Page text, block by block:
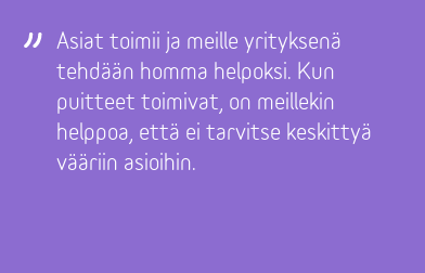
Asiat toimii ja meille yrityksenä
tehdään homma helpoksi. Kun
puitteet toimivat, on meillekin
helppoa, että ei tarvitse keskittyä
vääriin asioihin.